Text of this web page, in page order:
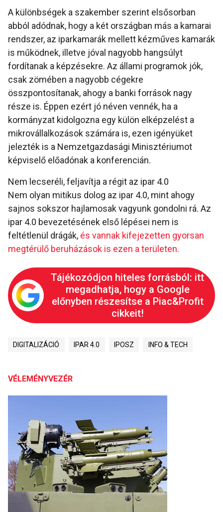
A különbségek a szakember szerint elsősorban
abból adódnak, hogy a két országban más a kamarai
rendszer, az iparkamarák mellett kézműves kamarák
is működnek, illetve jóval nagyobb hangsúlyt
fordítanak a képzésekre. Az állami programok jók,
csak zömében a nagyobb cégekre
összpontosítanak, ahogy a banki források nagy
része is. Éppen ezért jó néven vennék, ha a
kormányzat kidolgozna egy külön elképzelést a
mikrovállalkozások számára is, ezen igényüket
jelezték is a Nemzetgazdasági Minisztériumot
képviselő előadónak a konferencián.
Nem lecseréli, feljavítja a régit az ipar 4.0
Nem olyan mitikus dolog az ipar 4.0, mint ahogy
sajnos sokszor hajlamosak vagyunk gondolni rá. Az
ipar 4.0 bevezetésének első lépései nem is
feltétlenül drágák, és vannak kifejezetten gyorsan
megtérülő beruházások is ezen a területen.
Tájékozódjon hiteles forrásból: itt
megadhatja, hogy a Google
előnyben részesítse a Piac&Profit
cikkeit!
DIGITALIZÁCIÓ IPAR 4.0 IPOSZ INFO & TECH
VÉLEMÉNYVEZÉR